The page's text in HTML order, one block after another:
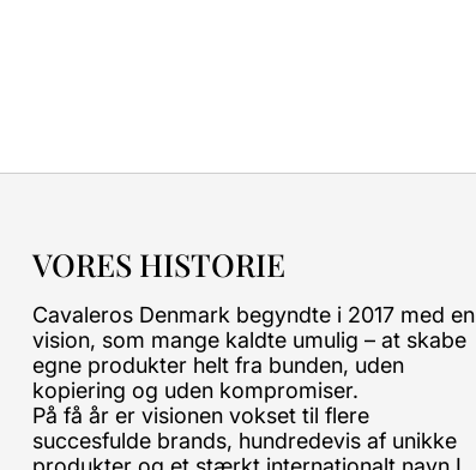
VORES HISTORIE
Cavaleros Denmark begyndte i 2017 med en
vision, som mange kaldte umulig – at skabe
egne produkter helt fra bunden, uden
kopiering og uden kompromiser.
På få år er visionen vokset til flere
succesfulde brands, hundredevis af unikke